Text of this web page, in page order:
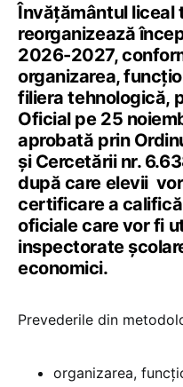
Învățământul liceal
reorganizează
2026-2027,
organizarea,
filiera tehnologică,
Oficial pe 25
aprobată prin
și Cercetării nr.
după care elevii
certificare a
oficiale care vor fi
inspectorate
economici.
Prevederile din
organizarea,